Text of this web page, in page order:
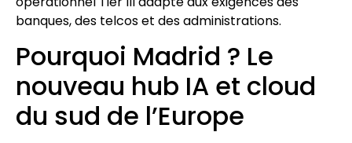
banques, des telcos et des administrations.
Pourquoi Madrid ? Le
nouveau hub IA et cloud
du sud de l’Europe